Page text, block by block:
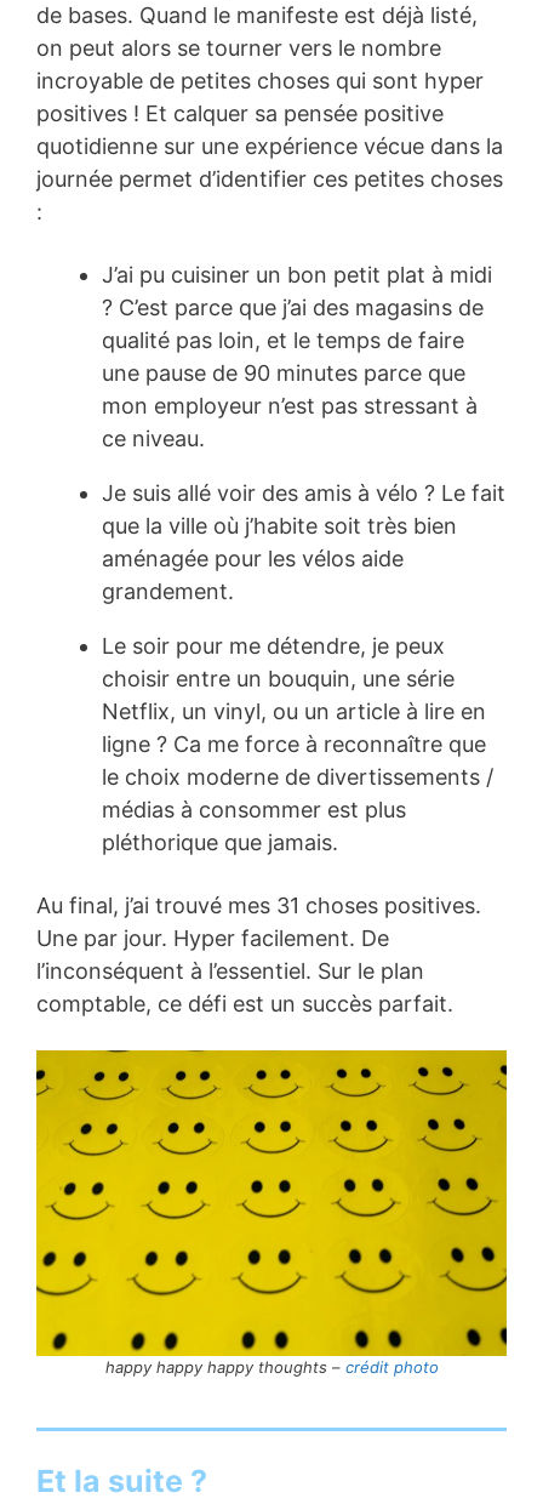
de bases. Quand le manifeste est déjà listé,
on peut alors se tourner vers le nombre
incroyable de petites choses qui sont hyper
positives ! Et calquer sa pensée positive
quotidienne sur une expérience vécue dans la
journée permet d’identifier ces petites choses
:
J’ai pu cuisiner un bon petit plat à midi
? C’est parce que j’ai des magasins de
qualité pas loin, et le temps de faire
une pause de 90 minutes parce que
mon employeur n’est pas stressant à
ce niveau.
Je suis allé voir des amis à vélo ? Le fait
que la ville où j’habite soit très bien
aménagée pour les vélos aide
grandement.
Le soir pour me détendre, je peux
choisir entre un bouquin, une série
Netflix, un vinyl, ou un article à lire en
ligne ? Ca me force à reconnaître que
le choix moderne de divertissements /
médias à consommer est plus
pléthorique que jamais.
Au final, j’ai trouvé mes 31 choses positives.
Une par jour. Hyper facilement. De
l’inconséquent à l’essentiel. Sur le plan
comptable, ce défi est un succès parfait.
happy happy happy thoughts– crédit photo
Et la suite ?